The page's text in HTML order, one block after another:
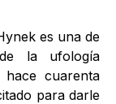
es una de
la ufología
cuarenta
para darle